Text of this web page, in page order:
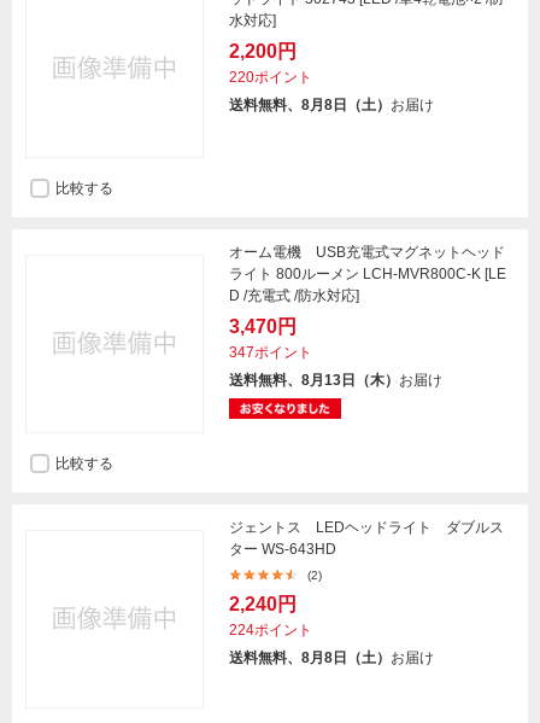
水対応]
2,200円
220ポイント
送料無料、8月8日（土） お届け
比較する
オーム電機 USB充電式マグネットヘッド
ライト 800ルーメン LCH-MVR800C-K [LE
D /充電式 /防水対応]
3,470円
347ポイント
送料無料、8月13日（木） お届け
比較する
ジェントス LEDヘッドライト ダブルス
ター WS-643HD
(2)
2,240円
224ポイント
送料無料、8月8日（土） お届け